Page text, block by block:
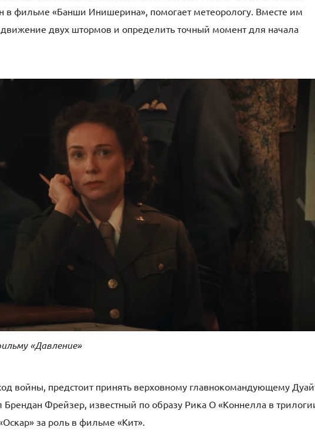
в фильме «Банши Инишерина», помогает метеорологу. Вместе им
движение двух штормов и определить точный момент для начала
«Давление»
войны, предстоит принять верховному главнокомандующему
Брендан Фрейзер, известный по образу Рика О «Коннелла в
за роль в фильме «Кит».